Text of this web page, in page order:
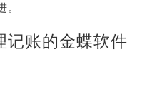
记账的金蝶软件